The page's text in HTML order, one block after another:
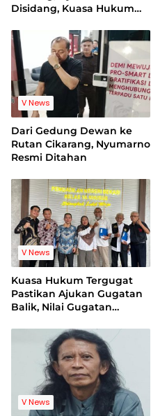
Disidang, Kuasa Hukum
Hukum Bebas Intervensi
V News
Dari Gedung Dewan ke
Rutan Cikarang, Nyumarno
Resmi Ditahan
V News
Kuasa Hukum Tergugat
Pastikan Ajukan Gugatan
Balik, Nilai Gugatan
Legal Standing
V News